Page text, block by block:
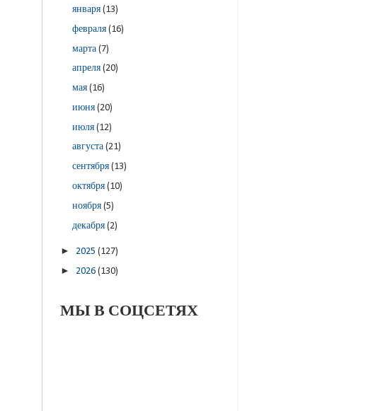
января(13)
февраля(16)
марта(7)
апреля(20)
мая(16)
июня(20)
июля(12)
августа(21)
сентября(13)
октября(10)
ноября(5)
декабря(2)
► 2025 (127)
► 2026 (130)
МЫ В СОЦСЕТЯХ